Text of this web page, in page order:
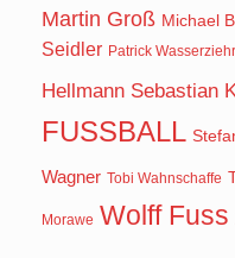
Martin Groß Michael
Seidler Patrick Wasserziehr
Hellmann Sebastian
FUSSBALL
Wagner Tobi Wahnschaffe
Morawe Wolff Fuss